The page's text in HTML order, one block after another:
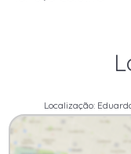
Localização: